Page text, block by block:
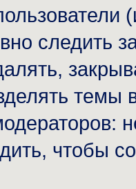
следить
темы
чтобы